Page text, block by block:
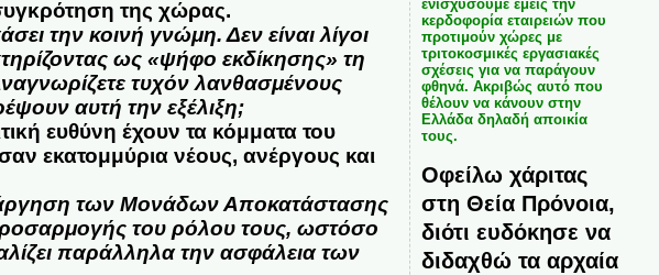
της χώρας.
την κοινή γνώμη. Δεν είναι λίγοι
ως «ψήφο εκδίκησης» τη
τυχόν λανθασμένους
αυτή την εξέλιξη;
ευθύνη έχουν τα κόμματα του
εκατομμύρια νέους, ανέργους και
των Μονάδων Αποκατάστασης
του ρόλου τους, ωστόσο
παράλληλα την ασφάλεια των
ενισχύσουμε εμείς την
κερδοφορία εταιρειών που
προτιμούν χώρες με
τριτοκοσμικές εργασιακές
σχέσεις για να παράγουν
φθηνά. Ακριβώς αυτό που
θέλουν να κάνουν στην
Ελλάδα δηλαδή αποικία
τους.
Οφείλω χάριτας
στη Θεία Πρόνοια,
διότι ευδόκησε να
διδαχθώ τα αρχαία